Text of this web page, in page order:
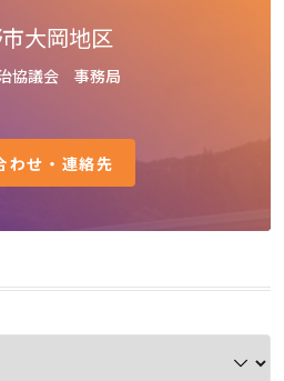
大岡地区
協議会 事務局
わせ・連絡先